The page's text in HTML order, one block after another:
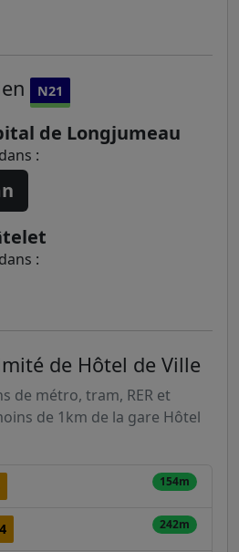
N21
de Longjumeau
:
:
de Hôtel de Ville
de métro, tram, RER et
de 1km de la gare Hôtel
154m
242m